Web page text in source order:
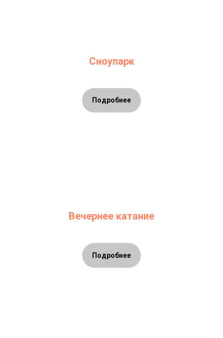
Сноупарк
Подробнее
Вечернее катание
Подробнее